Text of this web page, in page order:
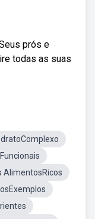
prós e
todas as suas
AlimentosRicos